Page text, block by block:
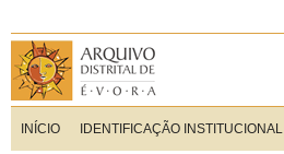
INÍCIO IDENTIFICAÇÃO INSTITUCIONAL